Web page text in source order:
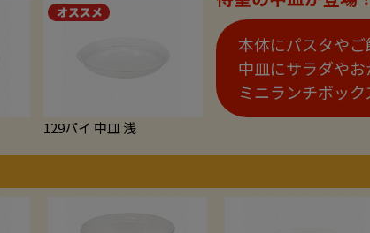
129パイ 中皿 浅
本体にパスタやご
中皿にサラダや
ミニランチボック